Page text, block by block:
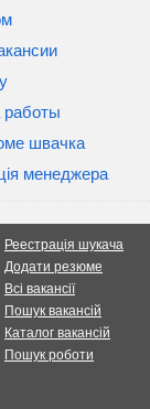
работы
швачка
менеджера
Реестрація шукача
Додати резюме
Всі вакансії
Пошук вакансій
Каталог вакансій
Пошук роботи